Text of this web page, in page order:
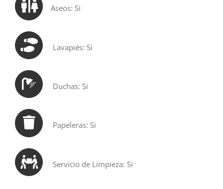
Aseos: Si
Lavapiés: Si
Duchas: Si
Papeleras: Si
Servicio de Limpieza: Si